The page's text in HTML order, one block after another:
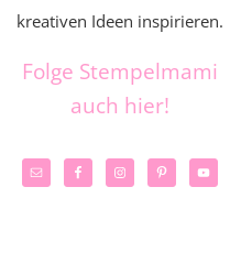
kreativen Ideen inspirieren.
Folge Stempelmami
auch hier!